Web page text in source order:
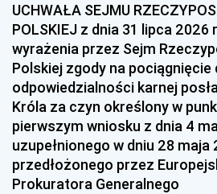
UCHWAŁA SEJMU
POLSKIEJ z dnia 31 lipca 2026
wyrażenia przez Sejm
Polskiej zgody na pociągnięcie
odpowiedzialności karnej
Króla za czyn określony w
pierwszym wniosku z dnia 4
uzupełnionego w dniu 28 maja
przedłożonego przez
Prokuratora Generalnego